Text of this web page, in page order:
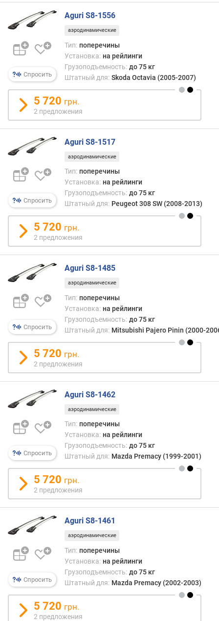
п
о
а
т
д
о
б
а
в
л
н
я
о
к
л
с
в
у
р
е
д
л
о
ж
н
и
р
у
з
о
п
о
ъ
м
н
с
(
Спросить
Aguri S8-1556
аэродинамические
Тип: поперечины
Установка: на рейлинги
Грузоподъемность: до 75 кг
Штатный для: Skoda Octavia (2005-2007)
5 720 грн.
2 предложения
Спросить
Aguri S8-1517
аэродинамические
Тип: поперечины
Установка: на рейлинги
Грузоподъемность: до 75 кг
Штатный для: Peugeot 308 SW (2008-2013)
5 720 грн.
2 предложения
Спросить
Aguri S8-1485
аэродинамические
Тип: поперечины
Установка: на рейлинги
Грузоподъемность: до 75 кг
Штатный для: Mitsubishi Pajero Pinin (2000-
5 720 грн.
2 предложения
Спросить
Aguri S8-1462
аэродинамические
Тип: поперечины
Установка: на рейлинги
Грузоподъемность: до 75 кг
Штатный для: Mazda Premacy (1999-2001)
5 720 грн.
2 предложения
Спросить
Aguri S8-1461
аэродинамические
Тип: поперечины
Установка: на рейлинги
Грузоподъемность: до 75 кг
Штатный для: Mazda Premacy (2002-2003)
5 720 грн.
2 предложения